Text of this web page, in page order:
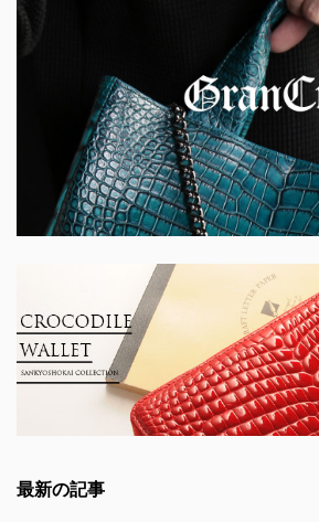
最新の記事